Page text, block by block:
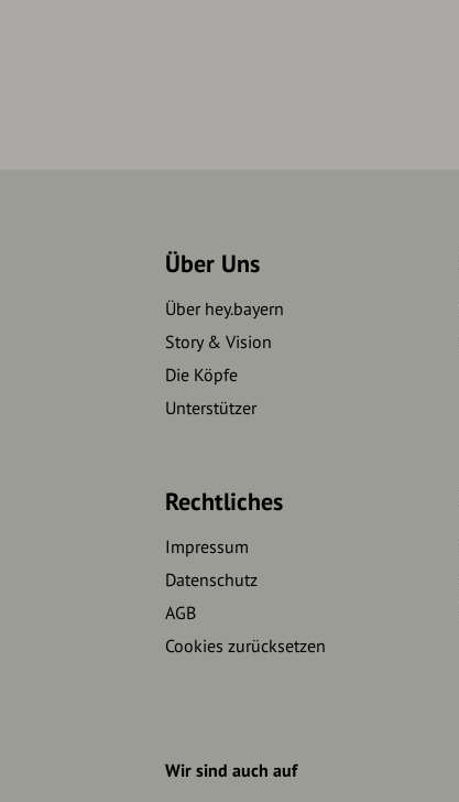
Über Uns
Über hey.bayern
Story & Vision
Die Köpfe
Unterstützer
Rechtliches
Impressum
Datenschutz
AGB
Cookies zurücksetzen
Wir sind auch auf